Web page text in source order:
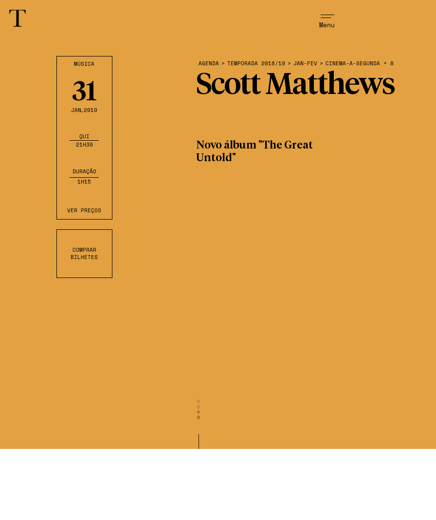
Menu
Scott Matthews
S
C
R
O
MÚSICA
31
JAN,2019
QUI
21H30
DURAÇÃO
1H15
VER PREÇOS
COMPRAR
BILHETES
AGENDA > TEMPORADA 2018/19 > JAN-FEV > CINEMA-A-SEGUNDA + 8
Novo álbum "The Great
Untold"